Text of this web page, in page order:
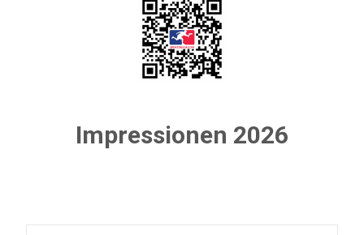
Impressionen 2026